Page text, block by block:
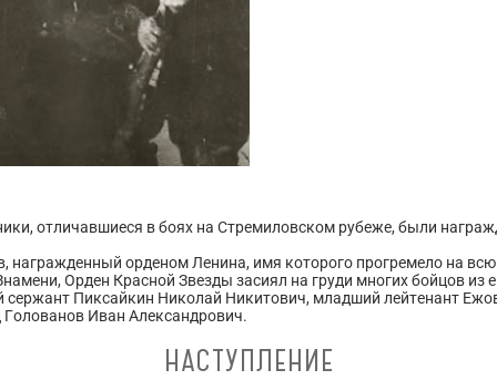
отличавшиеся в боях на Стремиловском рубеже, были
награжденный орденом Ленина, имя которого прогремело на
Орден Красной Звезды засиял на груди многих бойцов из
Пиксайкин Николай Никитович, младший лейтенант
Иван Александрович.
НАСТУПЛЕНИЕ